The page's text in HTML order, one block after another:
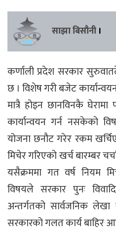
साझा बिसौनी ।
कर्णाली प्रदेश सरकार
छ । विशेष गरी बजेट
मात्रै होइन छानविनकै
कार्यान्वयन गर्न नसकेको
योजना छनौट गरेर रकम
मिचेर गरिएको खर्च बारम्बर
यसैक्रममा गत वर्ष नियम
विषयले सरकार पुनः
अन्तर्गतको सार्वजनिक
सरकारको गलत कार्य बाहिर